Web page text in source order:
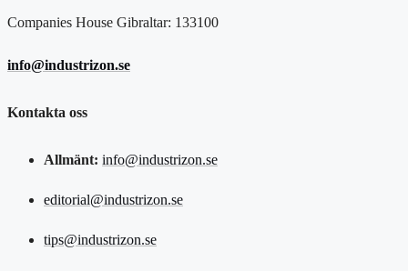
Companies House Gibraltar: 133100
info@industrizon.se
Kontakta oss
Allmänt: info@industrizon.se
editorial@industrizon.se
tips@industrizon.se